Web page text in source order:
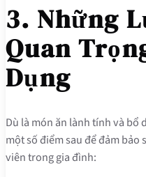
3. Những
Quan
Dụng
Dù là món ăn lành tính và bổ
một số điểm sau để đảm bảo
viên trong gia đình: